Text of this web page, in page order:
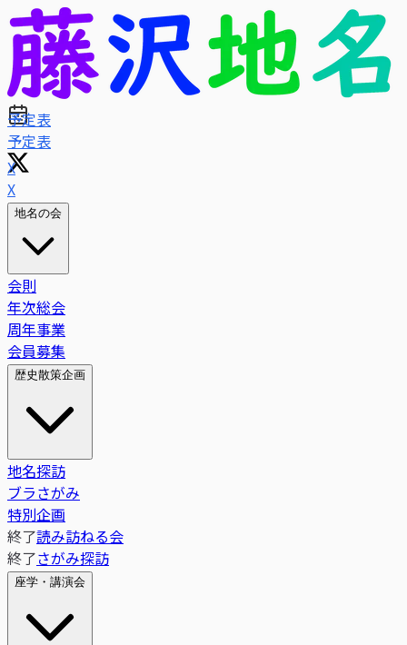
予定表
X
地名の会
会則
年次総会
周年事業
会員募集
歴史散策企画
地名探訪
ブラさがみ
特別企画
終了読み訪ねる会
終了さがみ探訪
座学・講演会